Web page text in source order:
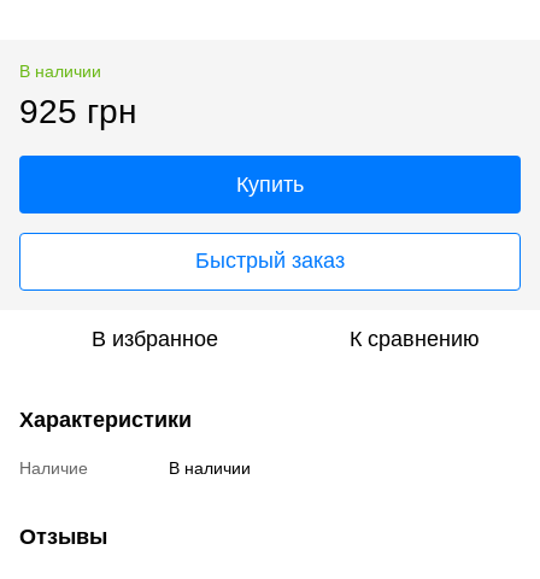
В наличии
925 грн
Купить
Быстрый заказ
В избранное К сравнению
Характеристики
Наличие В наличии
Отзывы